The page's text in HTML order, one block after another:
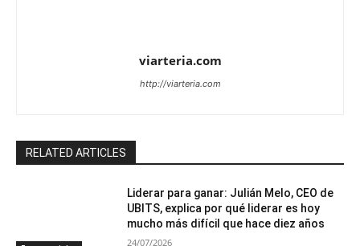
viarteria.com
http://viarteria.com
RELATED ARTICLES
Liderar para ganar: Julián Melo, CEO de
UBITS, explica por qué liderar es hoy
mucho más difícil que hace diez años
24/07/2026